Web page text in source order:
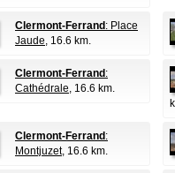
Clermont-Ferrand : Place
Jaude, 16.6 km.
Clermont-Ferrand :
Cathédrale, 16.6 km.
Clermont-Ferrand :
Montjuzet, 16.6 km.